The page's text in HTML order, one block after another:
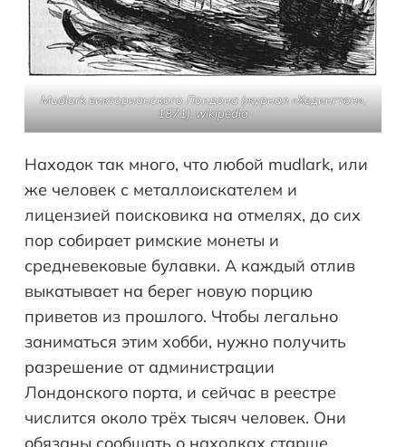
Мudlark викторианского Лондона (журнал «Хедингтон»,
1871), wikipedia
Находок так много, что любой mudlark, или
же человек с металлоискателем и
лицензией поисковика на отмелях, до сих
пор собирает римские монеты и
средневековые булавки. А каждый отлив
выкатывает на берег новую порцию
приветов из прошлого. Чтобы легально
заниматься этим хобби, нужно получить
разрешение от администрации
Лондонского порта, и сейчас в реестре
числится около трёх тысяч человек. Они